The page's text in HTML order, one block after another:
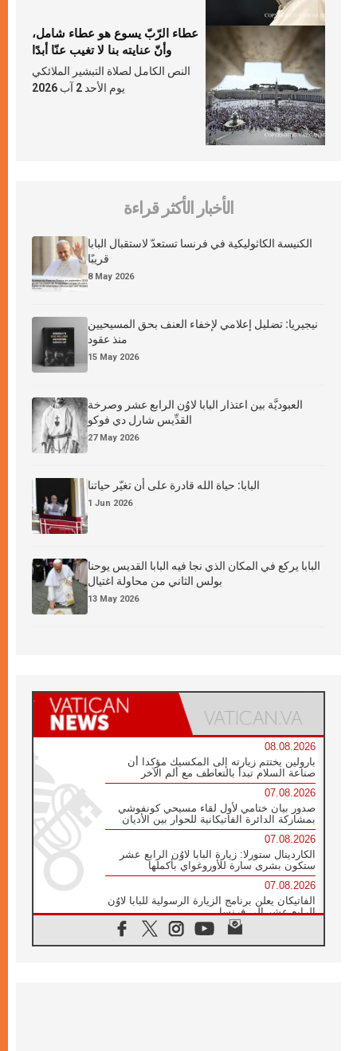
عطاء الرّبّ يسوع هو عطاء شامل،
وأنّ عنايته بنا لا تغيب عنّا أبدًا
النص الكامل لصلاة التبشير الملائكي
يوم الأحد 2 آب 2026
الأخبار الأكثر قراءة
الكنيسة الكاثوليكية في فرنسا تستعدّ لاستقبال البابا
قريبًا
8 May 2026
نيجيريا: تضليل إعلامي لإخفاء العنف بحق المسيحيين
منذ عقود
15 May 2026
العبوديَّة بين اعتذار البابا لاوُن الرابع عشر وصرخة
القدِّيس شارل دي فوكو
27 May 2026
البابا: حياة الله قادرة على أن تغيّر حياتنا
1 Jun 2026
البابا يركع في المكان الذي نجا فيه البابا القديس يوحنا
بولس الثاني من محاولة اغتيال
13 May 2026
08.08.2026
بارولين يختتم زيارته إلى المكسيك مؤكدا أن
صناعة السلام تبدأ بالتعاطف مع ألم الآخر
07.08.2026
صدور بيان ختامي لأول لقاء مسيحي كونفوشي
بمشاركة الدائرة الفاتيكانية للحوار بين الأديان
07.08.2026
الكاردينال ستورلا: زيارة البابا لاوُن الرابع عشر
ستكون بشرى سارة للأوروغواي بأكملها
07.08.2026
الفاتيكان يعلن برنامج الزيارة الرسولية للبابا لاوُن
الرابع عشر إلى فرنسا
في الذكرى الـ ٨١ لحادثة هيروشيما الكنيسة في